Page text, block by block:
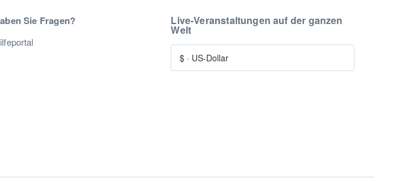
Sie Fragen? Live-Veranstaltungen auf der ganzen
Welt
$ · US-Dollar